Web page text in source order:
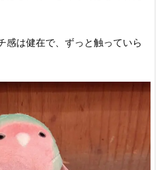
感は健在で、ずっと触っていら